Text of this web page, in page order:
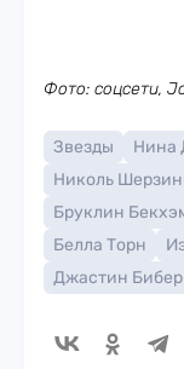
Фото: соцсети,
Звезды Нина
Николь
Бруклин
Белла Торн
Джастин Бибер